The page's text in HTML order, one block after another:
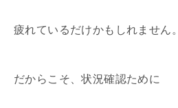
疲れているだけかもしれません。
だからこそ、状況確認ために